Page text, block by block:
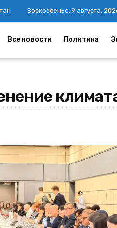
Воскресенье, 9 августа,
Все новости Политика